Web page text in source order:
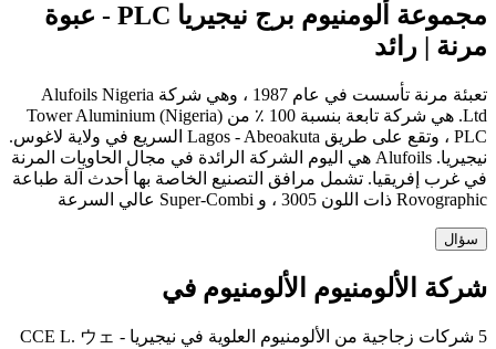
مجموعة ألومنيوم برج نيجيريا PLC - عبوة
مرنة | رائد
تعبئة مرنة تأسست في عام 1987 ، وهي شركة Alufoils Nigeria
Ltd. هي شركة تابعة بنسبة 100 ٪ من Tower Aluminium (Nigeria)
PLC ، وتقع على طريق Lagos - Abeoakuta السريع في ولاية لاغوس.
نيجيريا. Alufoils هي اليوم الشركة الرائدة في مجال الحاويات المرنة
في غرب إفريقيا. تشمل مرافق التصنيع الخاصة بها أحدث آلة طباعة
Rovographic ذات اللون 3005 ، و Super-Combi عالي السرعة
سؤال
شركة الألومنيوم الألومنيوم في
5 شركات زجاجية من الألومنيوم العلوية في نيجيريا - CCE L. ウェ